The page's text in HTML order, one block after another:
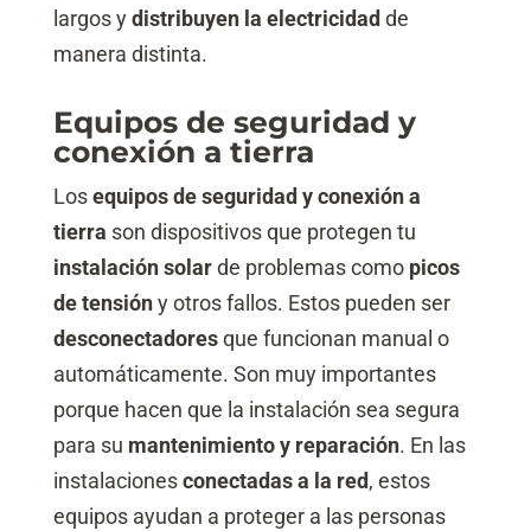
largos ydistribuyen la electricidad de
manera distinta.
Equipos de seguridad y
conexión a tierra
Losequipos de seguridad y conexión a
tierra son dispositivos que protegen tu
instalación solarde problemas como picos
de tensióny otros fallos. Estos pueden ser
desconectadoresque funcionan manual o
automáticamente. Son muy importantes
porque hacen que la instalación sea segura
para su mantenimiento y reparación. En las
instalacionesconectadas a la red, estos
equipos ayudan a proteger a las personas